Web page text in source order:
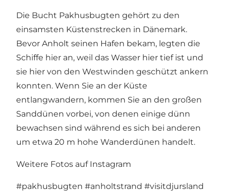
Die Bucht Pakhusbugten gehört zu den
einsamsten Küstenstrecken in Dänemark.
Bevor Anholt seinen Hafen bekam, legten die
Schiffe hier an, weil das Wasser hier tief ist und
sie hier von den Westwinden geschützt ankern
konnten. Wenn Sie an der Küste
entlangwandern, kommen Sie an den großen
Sanddünen vorbei, von denen einige dünn
bewachsen sind während es sich bei anderen
um etwa 20 m hohe Wanderdünen handelt.
Weitere Fotos auf Instagram
#pakhusbugten #anholtstrand #visitdjursland